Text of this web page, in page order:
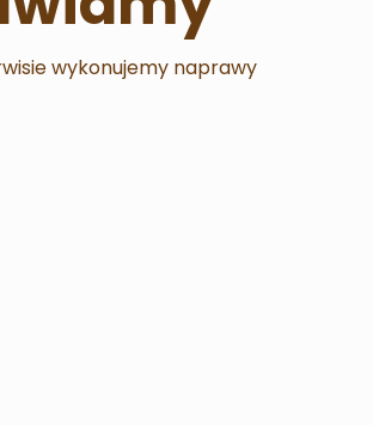
wykonujemy naprawy